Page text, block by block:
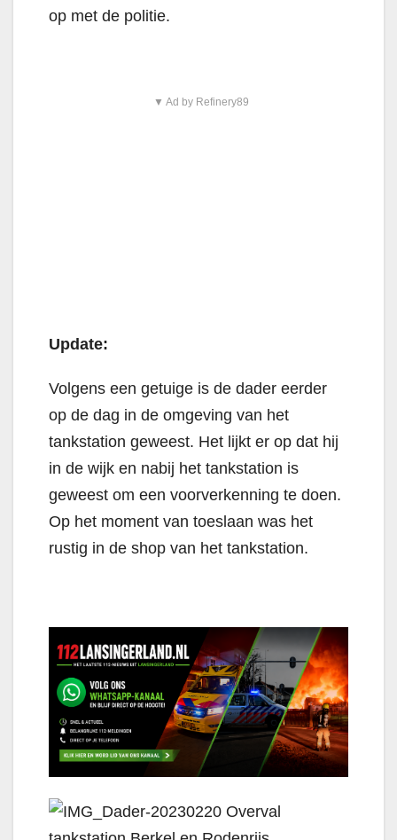
op met de politie.
▼ Ad by Refinery89
Update:
Volgens een getuige is de dader eerder
op de dag in de omgeving van het
tankstation geweest. Het lijkt er op dat hij
in de wijk en nabij het tankstation is
geweest om een voorverkenning te doen.
Op het moment van toeslaan was het
rustig in de shop van het tankstation.